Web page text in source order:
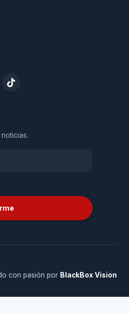
con pasión por BlackBox Vision